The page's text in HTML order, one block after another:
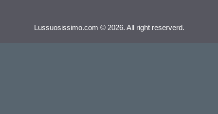
Lussuosissimo.com © 2026. All right reserverd.